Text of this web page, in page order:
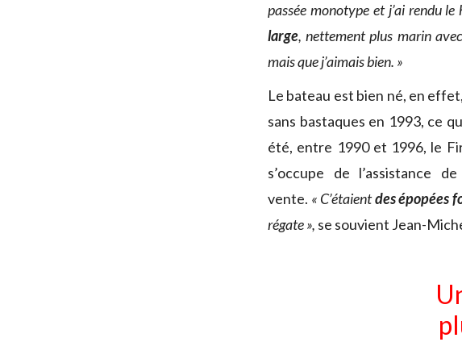
passée monotype et j’ai rendu
large, nettement plus marin
mais que j’aimais bien. »
Le bateau est bien né, en
sans bastaques en 1993, ce
été, entre 1990 et 1996, le
s’occupe de l’assistance
vente. « C’étaientdes épopées
régate », se souvient Jean-